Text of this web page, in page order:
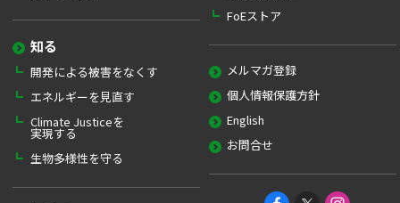
知る
開発による被害をなくす
エネルギーを見直す
Climate Justiceを
実現する
生物多様性を守る
FoEストア
メルマガ登録
個人情報保護方針
English
お問合せ